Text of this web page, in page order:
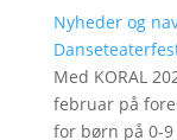
Nyheder og
Med KORAL
februar på
for børn på 0-9